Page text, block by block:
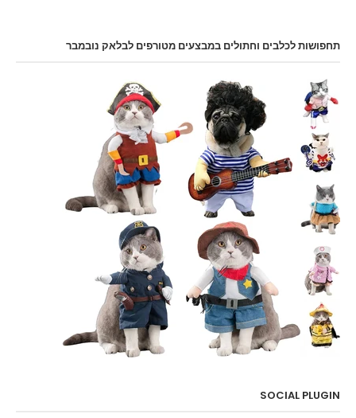
תחפושות לכלבים וחתולים במבצעים מטורפים לבלאק נובמבר
SOCIAL PLUGIN